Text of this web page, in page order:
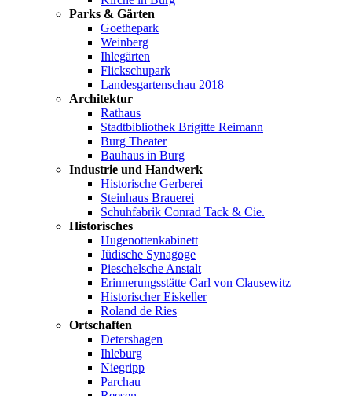
Parks & Gärten
Goethepark
Weinberg
Ihlegärten
Flickschupark
Landesgartenschau 2018
Architektur
Rathaus
Stadtbibliothek Brigitte Reimann
Burg Theater
Bauhaus in Burg
Industrie und Handwerk
Historische Gerberei
Steinhaus Brauerei
Schuhfabrik Conrad Tack & Cie.
Historisches
Hugenottenkabinett
Jüdische Synagoge
Pieschelsche Anstalt
Erinnerungsstätte Carl von Clausewitz
Historischer Eiskeller
Roland de Ries
Ortschaften
Detershagen
Ihleburg
Niegripp
Parchau